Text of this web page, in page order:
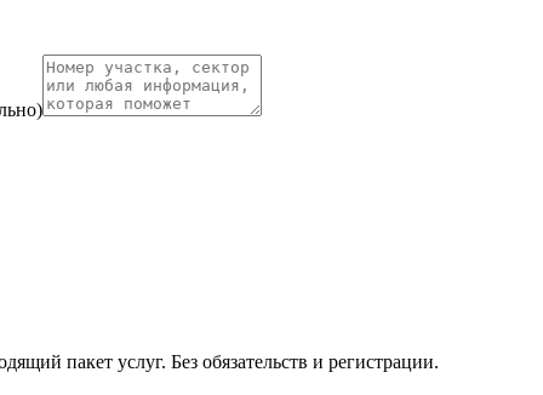
пакет услуг. Без обязательств и регистрации.